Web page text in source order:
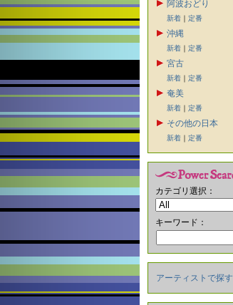
阿波おどり
新着 ｜ 定番
沖縄
新着 ｜ 定番
宮古
新着 ｜ 定番
奄美
新着 ｜ 定番
その他の日本
新着 ｜ 定番
カテゴリ選択：
キーワード：
アーティストで探す